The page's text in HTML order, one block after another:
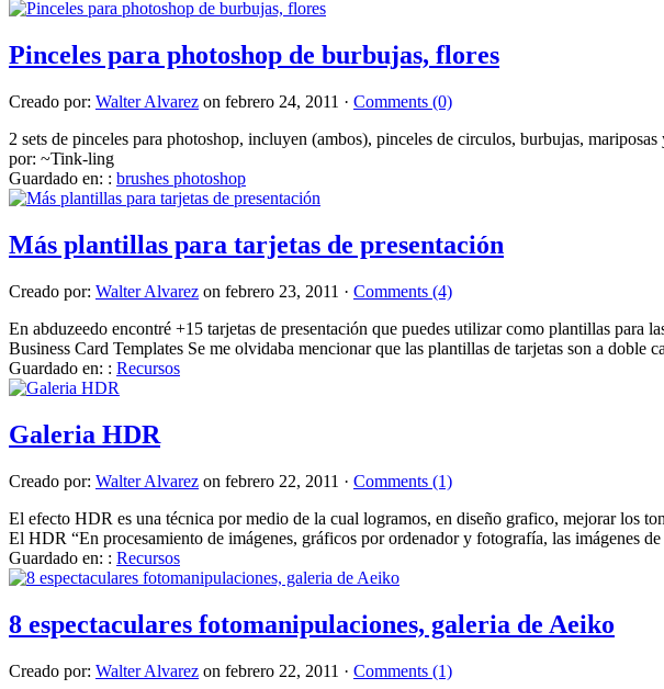
Pinceles para photoshop de burbujas, flores
Creado por: Walter Alvarez on febrero 24, 2011 · Comments (0)
2 sets de pinceles para photoshop, incluyen (ambos), pinceles de circulos, burbujas,
por: ~Tink-ling
Guardado en: : brushes photoshop
Más plantillas para tarjetas de presentación
Creado por: Walter Alvarez on febrero 23, 2011 · Comments (4)
En abduzeedo encontré +15 tarjetas de presentación que puedes utilizar como plantillas para
Business Card Templates Se me olvidaba mencionar que las plantillas de tarjetas son a doble
Guardado en: : Recursos
Galeria HDR
Creado por: Walter Alvarez on febrero 22, 2011 · Comments (1)
El efecto HDR es una técnica por medio de la cual logramos, en diseño grafico, mejorar los
El HDR “En procesamiento de imágenes, gráficos por ordenador y fotografía, las imágenes
Guardado en: : Recursos
8 espectaculares fotomanipulaciones, galeria de Aeiko
Creado por: Walter Alvarez on febrero 22, 2011 · Comments (1)